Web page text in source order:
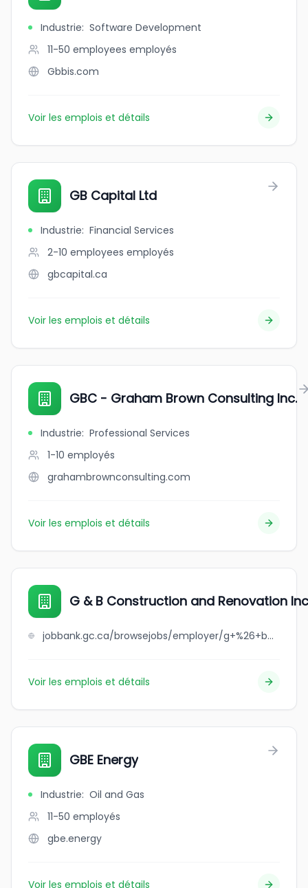
Industrie: Software Development
11-50 employees employés
Gbbis.com
Voir les emplois et détails
GB Capital Ltd
Industrie: Financial Services
2-10 employees employés
gbcapital.ca
Voir les emplois et détails
GBC - Graham Brown Consulting Inc.
Industrie: Professional Services
1-10 employés
grahambrownconsulting.com
Voir les emplois et détails
G & B Construction and Renovation
jobbank.gc.ca/browsejobs/employer/g+%26+b+construction+and+renovation+inc./ca
Voir les emplois et détails
GBE Energy
Industrie: Oil and Gas
11-50 employés
gbe.energy
Voir les emplois et détails